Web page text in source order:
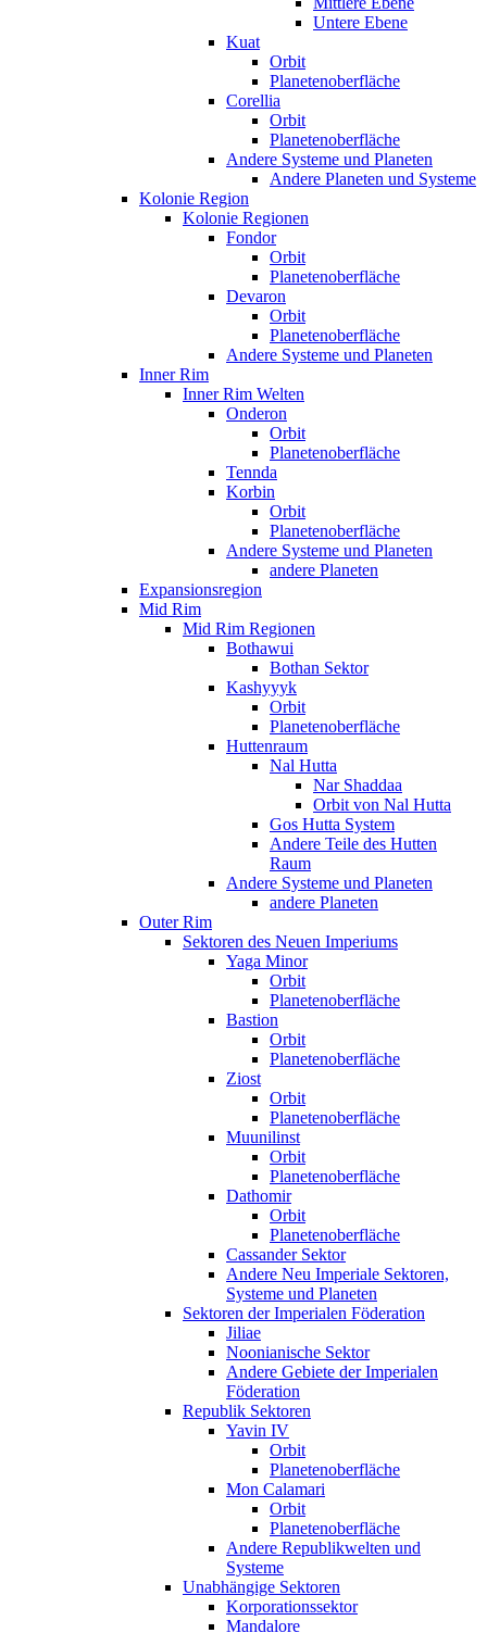
Untere Ebene
Kuat
Orbit
Planetenoberfläche
Corellia
Orbit
Planetenoberfläche
Andere Systeme und Planeten
Andere Planeten und Systeme
Kolonie Region
Kolonie Regionen
Fondor
Orbit
Planetenoberfläche
Devaron
Orbit
Planetenoberfläche
Andere Systeme und Planeten
Inner Rim
Inner Rim Welten
Onderon
Orbit
Planetenoberfläche
Tennda
Korbin
Orbit
Planetenoberfläche
Andere Systeme und Planeten
andere Planeten
Expansionsregion
Mid Rim
Mid Rim Regionen
Bothawui
Bothan Sektor
Kashyyyk
Orbit
Planetenoberfläche
Huttenraum
Nal Hutta
Nar Shaddaa
Orbit von Nal Hutta
Gos Hutta System
Andere Teile des Hutten
Raum
Andere Systeme und Planeten
andere Planeten
Outer Rim
Sektoren des Neuen Imperiums
Yaga Minor
Orbit
Planetenoberfläche
Bastion
Orbit
Planetenoberfläche
Ziost
Orbit
Planetenoberfläche
Muunilinst
Orbit
Planetenoberfläche
Dathomir
Orbit
Planetenoberfläche
Cassander Sektor
Andere Neu Imperiale Sektoren,
Systeme und Planeten
Sektoren der Imperialen Föderation
Jiliae
Noonianische Sektor
Andere Gebiete der Imperialen
Föderation
Republik Sektoren
Yavin IV
Orbit
Planetenoberfläche
Mon Calamari
Orbit
Planetenoberfläche
Andere Republikwelten und
Systeme
Unabhängige Sektoren
Korporationssektor
Mandalore